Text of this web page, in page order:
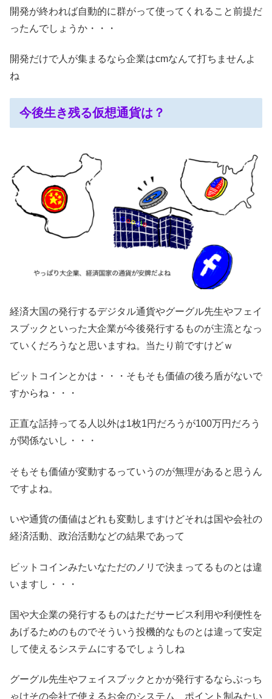
開発が終われば自動的に群がって使ってくれること前提だ
ったんでしょうか・・・
開発だけで人が集まるなら企業はcmなんて打ちませんよ
ね
今後生き残る仮想通貨は？
経済大国の発行するデジタル通貨やグーグル先生やフェイ
スブックといった大企業が今後発行するものが主流となっ
ていくだろうなと思いますね。当たり前ですけどｗ
ビットコインとかは・・・そもそも価値の後ろ盾がないで
すからね・・・
正直な話持ってる人以外は1枚1円だろうが100万円だろう
が関係ないし・・・
そもそも価値が変動するっていうのが無理があると思うん
ですよね。
いや通貨の価値はどれも変動しますけどそれは国や会社の
経済活動、政治活動などの結果であって
ビットコインみたいなただのノリで決まってるものとは違
いますし・・・
国や大企業の発行するものはただサービス利用や利便性を
あげるためのものでそういう投機的なものとは違って安定
して使えるシステムにするでしょうしね
グーグル先生やフェイスブックとかが発行するならぶっち
ゃけその会社で使えるお金のシステム、ポイント制みたい